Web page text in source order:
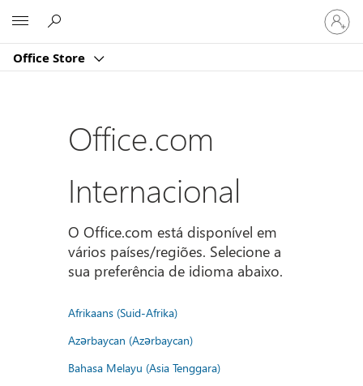
Office Store
Iniciar
sessão
na
Office.com
Internacional
O Office.com está disponível em
vários países/regiões. Selecione a
sua preferência de idioma abaixo.
Afrikaans (Suid-Afrika)
Azərbaycan (Azərbaycan)
Bahasa Melayu (Asia Tenggara)